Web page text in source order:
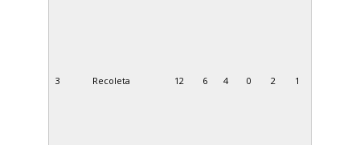
3 Recoleta 12 6 4 0 2 1